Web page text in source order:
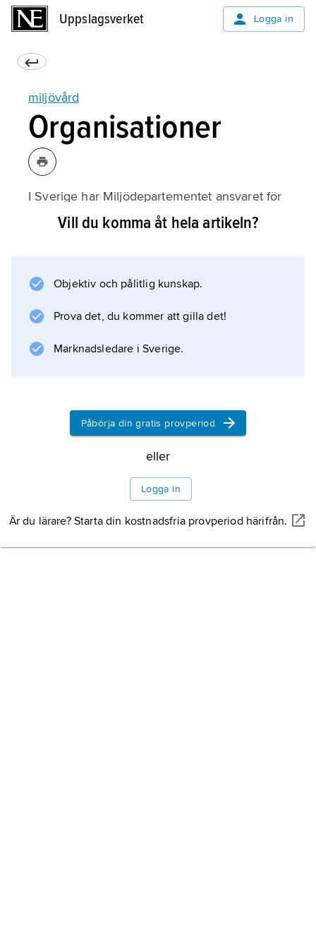
Uppslagsverket Logga in
miljövård
Organisationer
I Sverige har Miljödepartementet ansvaret för
miljövården tillsammans med
miljöprogram, arbetar med miljöfrågor i hela
världen.
Vill du komma åt hela artikeln?
Objektiv och pålitlig kunskap.
Prova det, du kommer att gilla det!
Marknadsledare i Sverige.
Påbörja din gratis provperiod
eller
Logga in
Är du lärare? Starta din kostnadsfria provperiod härifrån.